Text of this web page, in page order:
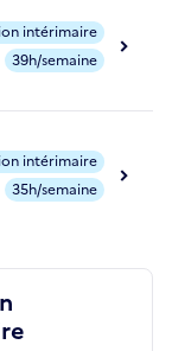
intérimaire
39h/semaine
intérimaire
35h/semaine